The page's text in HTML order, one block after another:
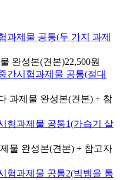
과제물 공통(두 가지 과제
완성본(견본)22,500원
간시험과제물 공통(절대
과제물 완성본(견본) + 참
험과제물 공통1(가습기 살
물 완성본(견본) + 참고자
험과제물 공통2(빅뱅을 통